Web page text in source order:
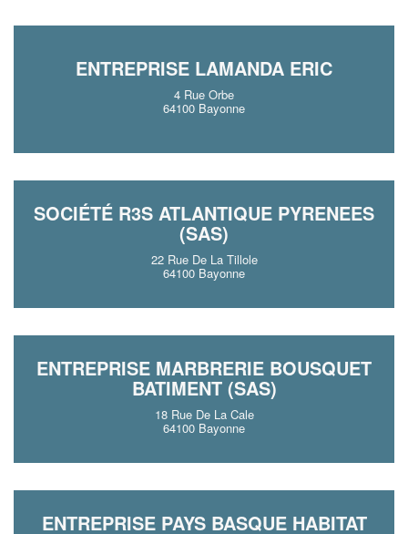
ENTREPRISE LAMANDA ERIC
4 Rue Orbe
64100 Bayonne
SOCIÉTÉ R3S ATLANTIQUE PYRENEES
(SAS)
22 Rue De La Tillole
64100 Bayonne
ENTREPRISE MARBRERIE BOUSQUET
BATIMENT (SAS)
18 Rue De La Cale
64100 Bayonne
ENTREPRISE PAYS BASQUE HABITAT